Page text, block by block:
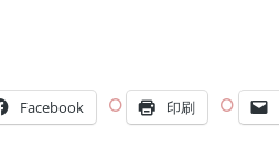
Facebook 印刷